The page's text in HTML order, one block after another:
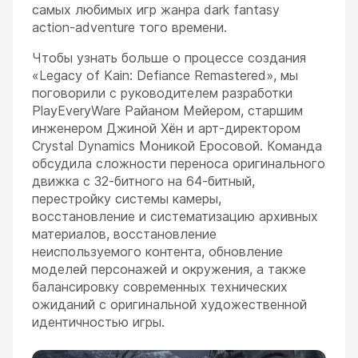
ESC
самых любимых игр жанра dark fantasy
action-adventure того времени.
Чтобы узнать больше о процессе создания
«Legacy of Kain: Defiance Remastered», мы
поговорили с руководителем разработки
PlayEveryWare Райаном Мейером, старшим
инженером Джиной Хён и арт-директором
Crystal Dynamics Моникой Еросовой. Команда
обсудила сложности переноса оригинального
движка с 32-битного на 64-битный,
перестройку системы камеры,
восстановление и систематизацию архивных
материалов, восстановление
неиспользуемого контента, обновление
моделей персонажей и окружения, а также
балансировку современных технических
ожиданий с оригинальной художественной
идентичностью игры.